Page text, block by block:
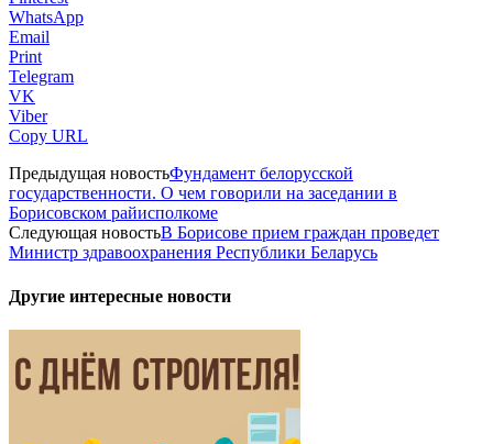
WhatsApp
Email
Print
Telegram
VK
Viber
Copy URL
Предыдущая новостьФундамент белорусской
государственности. О чем говорили на заседании в
Борисовском райисполкоме
Следующая новостьВ Борисове прием граждан проведет
Министр здравоохранения Республики Беларусь
Другие интересные новости